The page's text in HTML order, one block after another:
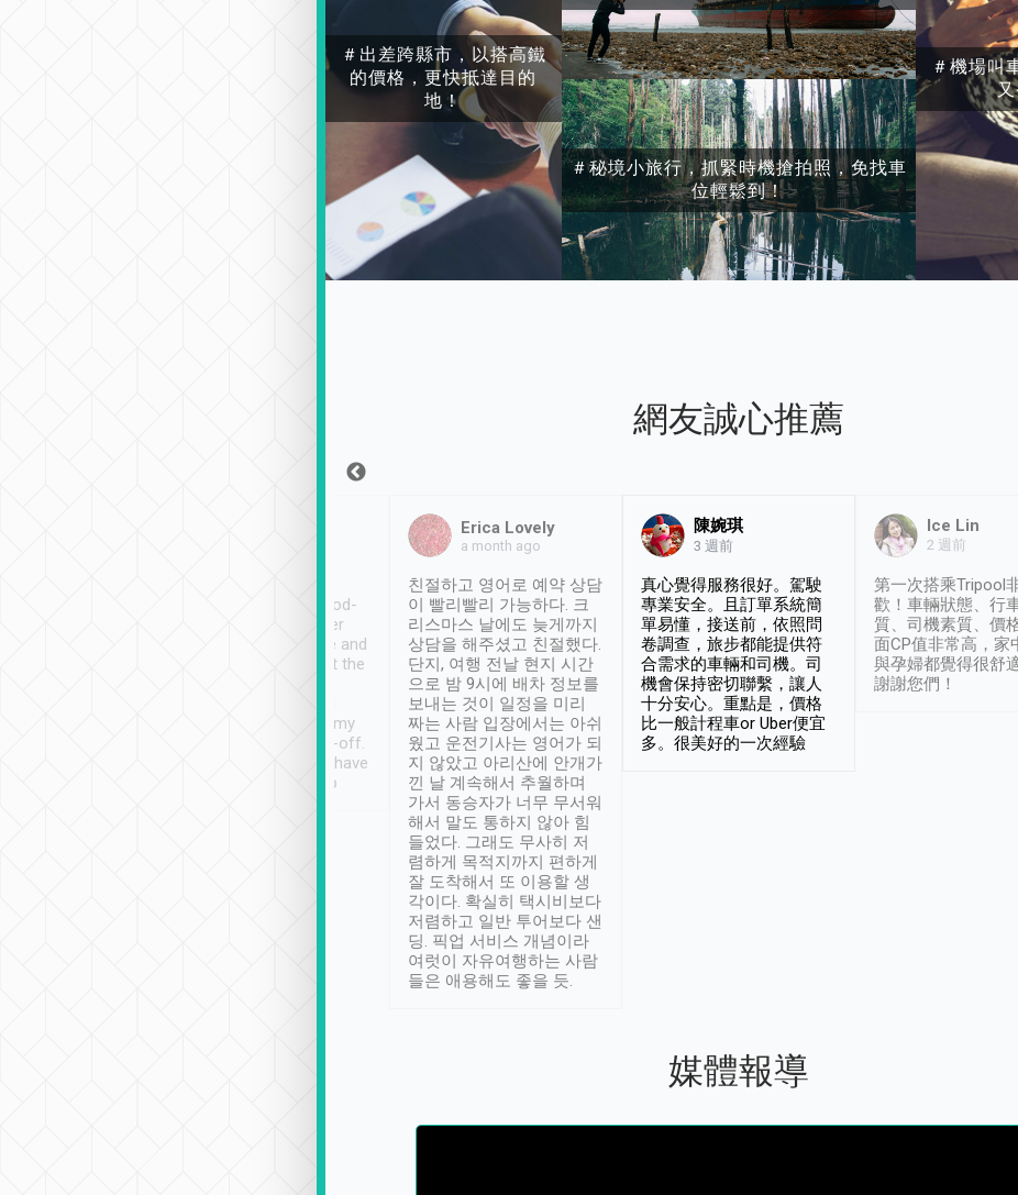
＃出差跨縣市，以搭高鐵
的價格，更快抵達目的
地！
＃秘境小旅行，抓緊時機搶拍照，免找車
位輕鬆到！
＃機場叫
網友誠心推薦
service, vehicles in good-
condition and the driver
service was awesome and
thoughtful. Driver went the
have safely arrived at my
destination after drop-off.
Definitely something I have
not seen elsewhere 👍
Erica Lovely
a month ago
친절하고 영어로 예약 상담
이 빨리빨리 가능하다. 크
리스마스 날에도 늦게까지
상담을 해주셨고 친절했다.
단지, 여행 전날 현지 시간
으로 밤 9시에 배차 정보를
보내는 것이 일정을 미리
짜는 사람 입장에서는 아쉬
웠고 운전기사는 영어가 되
지 않았고 아리산에 안개가
낀 날 계속해서 추월하며
가서 동승자가 너무 무서워
해서 말도 통하지 않아 힘
들었다. 그래도 무사히 저
렴하게 목적지까지 편하게
잘 도착해서 또 이용할 생
각이다. 확실히 택시비보다
저렴하고 일반 투어보다 샌
딩. 픽업 서비스 개념이라
여럿이 자유여행하는 사람
들은 애용해도 좋을 듯.
陳婉琪
3 週前
真心覺得服務很好。駕駛
專業安全。且訂單系統簡
單易懂，接送前，依照問
卷調查，旅步都能提供符
合需求的車輛和司機。司
機會保持密切聯繫，讓人
十分安心。重點是，價格
比一般計程車or Uber便宜
多。很美好的一次經驗
Ice Lin
2 週前
第一次搭乘Tripool
歡！車輛狀態、行
質、司機素質、價
面CP值非常高，家
與孕婦都覺得很舒
謝謝您們！
媒體報導